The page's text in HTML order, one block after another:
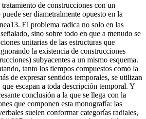
de construcciones con un
ser diametralmente opuesto en la
13. El problema radica no solo en las
sino sobre todo en que a menudo se
unitarias de las estructuras que
la existencia de construcciones
subyacentes a un mismo esquema.
tanto los tiempos compuestos como la
de expresar sentidos temporales, se utilizan
escapan a toda descripción temporal. Y
conclusión a la que se llega con la
que componen esta monografía: las
suelen conformar categorías radiales,